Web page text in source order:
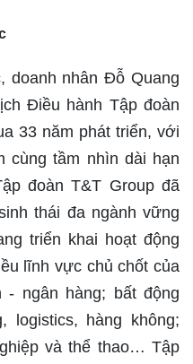
doanh nhân Đỗ Quang
Điều hành Tập đoàn
33 năm phát triển, với
cùng tầm nhìn dài hạn
đoàn T&T Group đã
thái đa ngành vững
triển khai hoạt động
lĩnh vực chủ chốt của
ngân hàng; bất động
logistics, hàng không;
và thể thao… Tập